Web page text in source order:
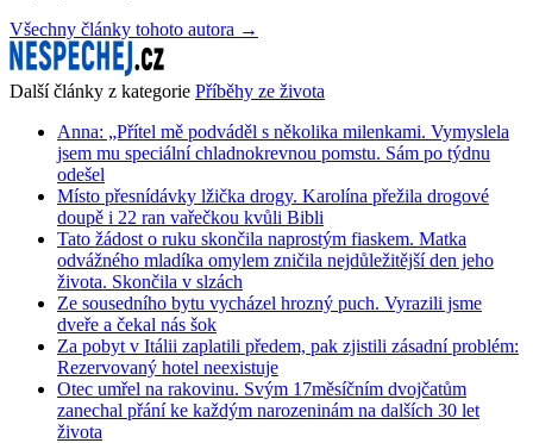
Všechny články tohoto autora →
Další články z kategorie Příběhy ze života
Anna: „Přítel mě podváděl s několika milenkami. Vymyslela
jsem mu speciální chladnokrevnou pomstu. Sám po týdnu
odešel
Místo přesnídávky lžička drogy. Karolína přežila drogové
doupě i 22 ran vařečkou kvůli Bibli
Tato žádost o ruku skončila naprostým fiaskem. Matka
odvážného mladíka omylem zničila nejdůležitější den jeho
života. Skončila v slzách
Ze sousedního bytu vycházel hrozný puch. Vyrazili jsme
dveře a čekal nás šok
Za pobyt v Itálii zaplatili předem, pak zjistili zásadní problém:
Rezervovaný hotel neexistuje
Otec umřel na rakovinu. Svým 17měsíčním dvojčatům
zanechal přání ke každým narozeninám na dalších 30 let
života